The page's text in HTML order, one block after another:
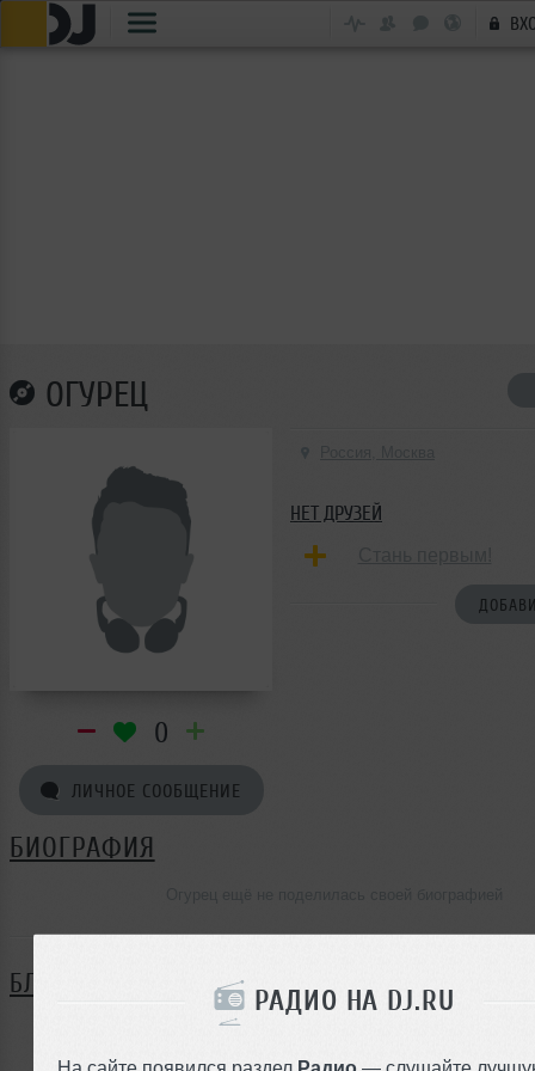
РАДИО НА DJ.RU
На сайте появился раздел Радио — слушайте
ОГУРЕЦ
0
ЛИЧНОЕ СООБЩЕНИЕ
НЕТ ДРУЗЕЙ
БИОГРАФИЯ
БЛОГ